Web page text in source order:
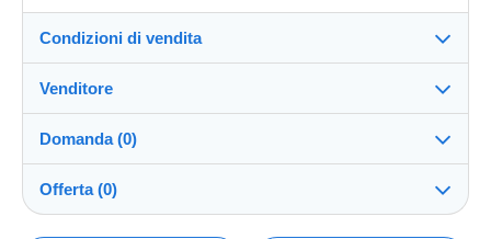
Condizioni di vendita
Destinazione:
Vedi l'elenco dei paesi
Invio:
Invio dopo il pagamento
Venditore
superpna100%(17019x)
PRO
Negozio
Domanda (0)
Offerta (0)